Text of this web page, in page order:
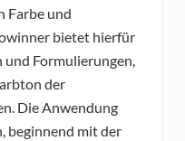
Farbe und
bietet hierfür
und Formulierungen,
der
Die Anwendung
beginnend mit der